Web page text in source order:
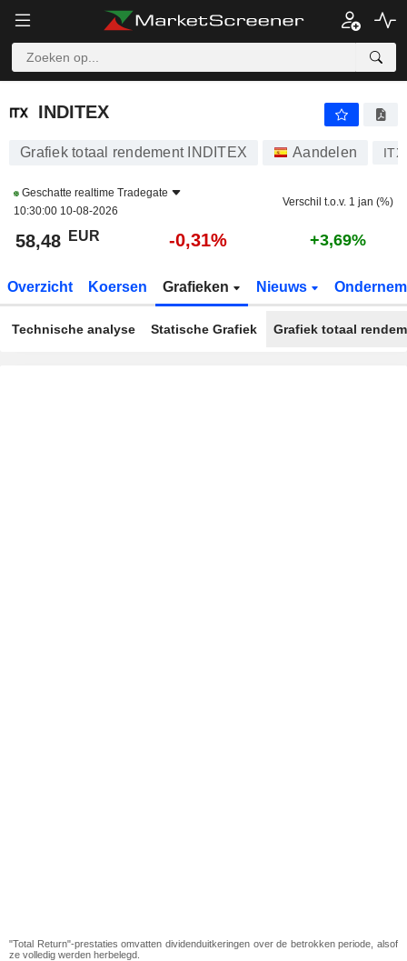
INDITEX
INDITEX
Grafiek totaal rendement INDITEX Aandelen ITX
Geschatte realtime Tradegate
10:30:00 10-08-2026
Verschil t.o.v. 1 jan (%)
58,48 EUR -0,31% +3,69%
Overzicht Koersen Grafieken Nieuws
Technische analyse Statische Grafiek Grafiek totaal
"Total Return"-prestaties omvatten dividenduitkeringen over de betrokken periode, alsof
ze volledig werden herbelegd.